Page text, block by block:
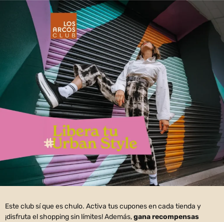
Este club sí que es chulo. Activa tus cupones en cada tienda y
¡disfruta el shopping sin límites! Además,gana recompensas